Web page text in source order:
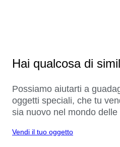
Hai qualcosa di
Possiamo aiutarti a
oggetti speciali, che tu
sia nuovo nel mondo delle
Vendi il tuo oggetto